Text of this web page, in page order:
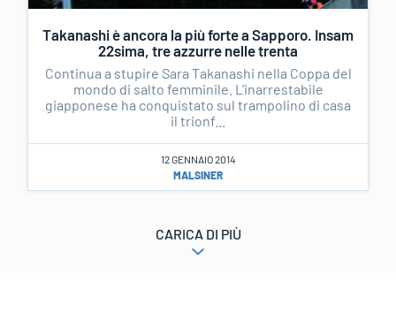
Takanashi è ancora la più forte a Sapporo. Insam
22sima, tre azzurre nelle trenta
Continua a stupire Sara Takanashi nella Coppa del
mondo di salto femminile. L'inarrestabile
giapponese ha conquistato sul trampolino di casa
il trionf...
12 GENNAIO 2014
MALSINER
CARICA DI PIÙ